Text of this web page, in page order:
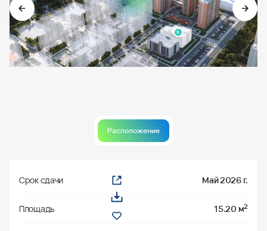
5
Расположение
Срок сдачи Май 2026 г.
Площадь 15.20 м2